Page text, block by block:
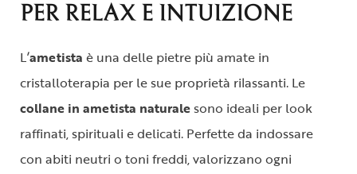
PER RELAX E INTUIZIONE
L’ametista è una delle pietre più amate in
cristalloterapia per le sue proprietà rilassanti. Le
collane in ametista naturalesono ideali per look
raffinati, spirituali e delicati. Perfette da indossare
con abiti neutri o toni freddi, valorizzano ogni